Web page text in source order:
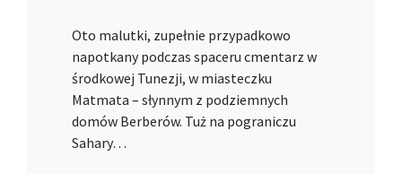
Oto malutki, zupełnie przypadkowo
napotkany podczas spaceru cmentarz w
środkowej Tunezji, w miasteczku
Matmata – słynnym z podziemnych
domów Berberów. Tuż na pograniczu
Sahary…